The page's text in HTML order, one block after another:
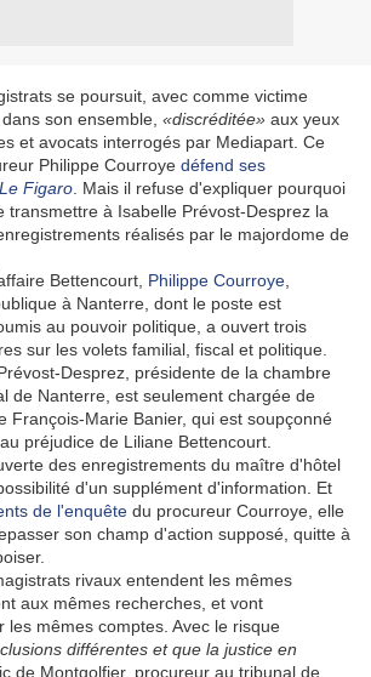
se poursuit, avec comme victime
son ensemble, «discréditée» aux yeux
et avocats interrogés par Mediapart. Ce
Philippe Courroye défend ses
Le Figaro . Mais il refuse d'expliquer pourquoi
transmettre à Isabelle Prévost-Desprez la
réalisés par le majordome de
Bettencourt, Philippe Courroye
à Nanterre, dont le poste est
au pouvoir politique, a ouvert trois
sur les volets familial, fiscal et politique.
Desprez, présidente de la chambre
de Nanterre, est seulement chargée de
François-Marie Banier, qui est soupçonné
préjudice de Liliane Bettencourt.
des enregistrements du maître d'hôtel
d'un supplément d'information. Et
de l'enquête du procureur Courroye, elle
son champ d'action supposé, quitte à
rivaux entendent les mêmes
aux mêmes recherches, et vont
les mêmes comptes. Avec le risque
différentes et que la justice en
de Montgolfier, procureur au tribunal de